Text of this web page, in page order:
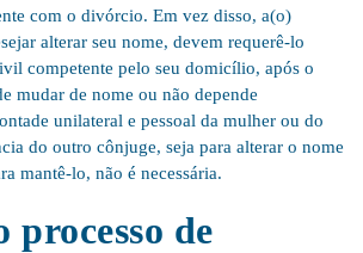
com o divórcio. Em vez disso, a(o)
alterar seu nome, devem requerê-lo
competente pelo seu domicílio, após o
mudar de nome ou não depende
unilateral e pessoal da mulher ou do
do outro cônjuge, seja para alterar o nome
mantê-lo, não é necessária.
processo de